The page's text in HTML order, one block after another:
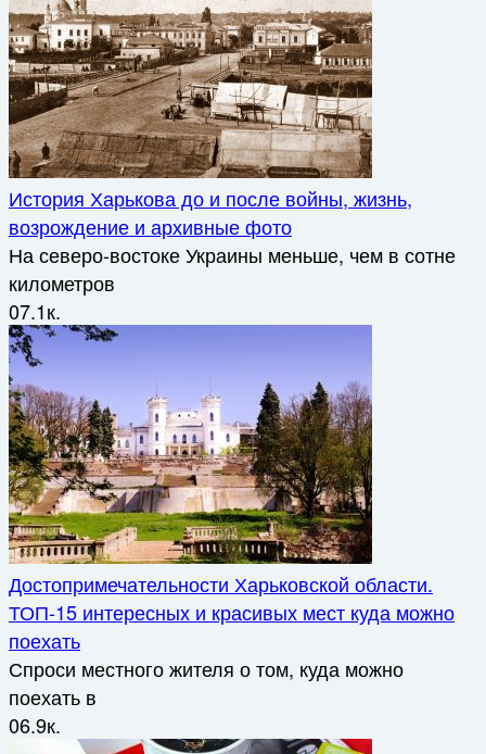
История Харькова до и после войны, жизнь,
возрождение и архивные фото
На северо-востоке Украины меньше, чем в сотне
километров
07.1к.
Достопримечательности Харьковской области.
ТОП-15 интересных и красивых мест куда можно
поехать
Спроси местного жителя о том, куда можно
поехать в
06.9к.